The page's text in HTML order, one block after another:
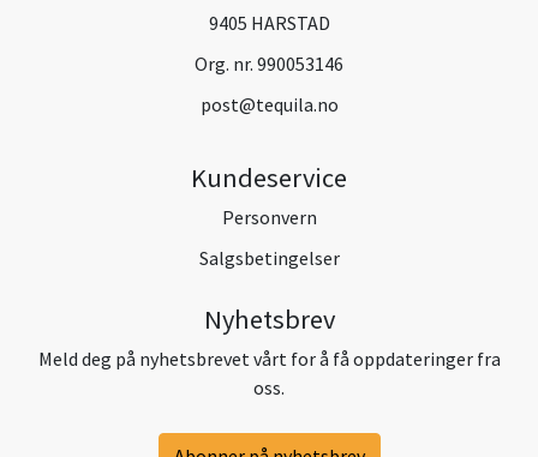
9405 HARSTAD
Org. nr. 990053146
post@tequila.no
Kundeservice
Personvern
Salgsbetingelser
Nyhetsbrev
Meld deg på nyhetsbrevet vårt for å få oppdateringer fra
oss.